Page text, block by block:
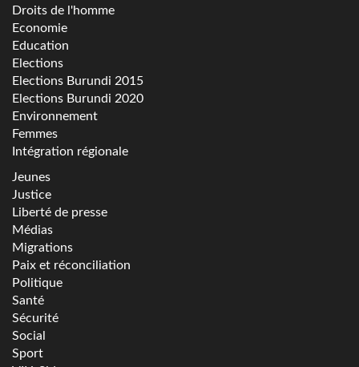
Droits de l'homme
Economie
Education
Elections
Elections Burundi 2015
Elections Burundi 2020
Environnement
Femmes
Intégration régionale
Jeunes
Justice
Liberté de presse
Médias
Migrations
Paix et réconciliation
Politique
Santé
Sécurité
Social
Sport